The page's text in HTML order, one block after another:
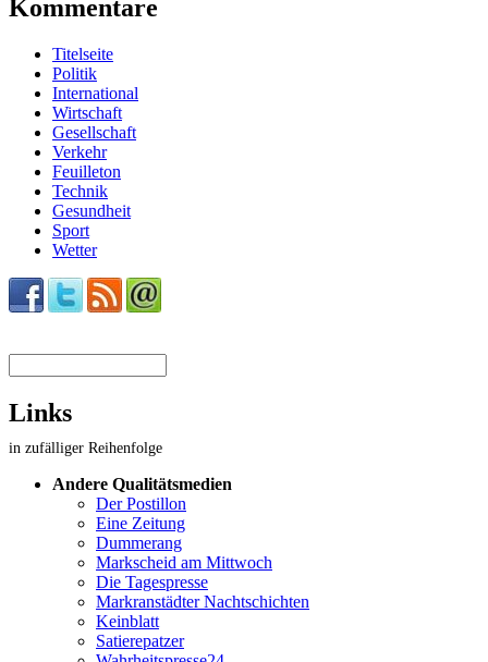
Kommentare
Titelseite
Politik
International
Wirtschaft
Gesellschaft
Verkehr
Feuilleton
Technik
Gesundheit
Sport
Wetter
Suchformular
Links
in zufälliger Reihenfolge
Andere Qualitätsmedien
Der Postillon
Eine Zeitung
Dummerang
Markscheid am Mittwoch
Die Tagespresse
Markranstädter Nachtschichten
Keinblatt
Satierepatzer